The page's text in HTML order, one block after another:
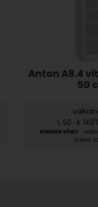
Anton A8.4
50
L 50 · K
jalava,